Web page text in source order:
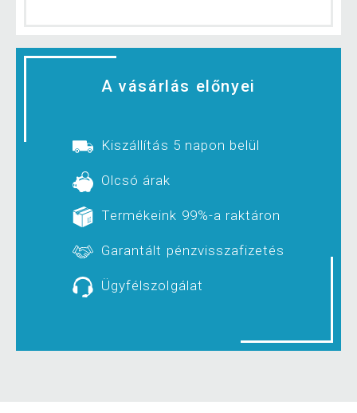
A vásárlás előnyei
Kiszállítás 5 napon belül
Olcsó árak
Termékeink 99%-a raktáron
Garantált pénzvisszafizetés
Ügyfélszolgálat